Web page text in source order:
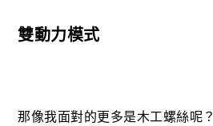
雙動力模式
那像我面對的更多是木工螺絲呢？